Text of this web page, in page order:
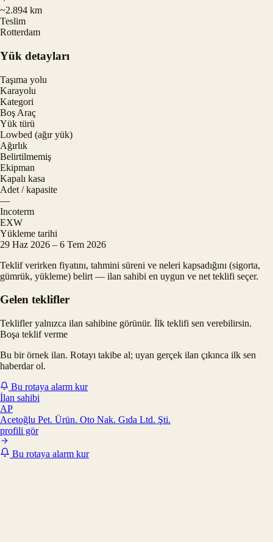
~2.894 km
Teslim
Rotterdam
Yük detayları
Taşıma yolu
Karayolu
Kategori
Boş Araç
Yük türü
Lowbed (ağır yük)
Ağırlık
Belirtilmemiş
Ekipman
Kapalı kasa
Adet / kapasite
—
Incoterm
EXW
Yükleme tarihi
29 Haz 2026 – 6 Tem 2026
Teklif verirken fiyatını, tahmini süreni ve neleri kapsadığını (sigorta,
gümrük, yükleme) belirt — ilan sahibi en uygun ve net teklifi seçer.
Gelen teklifler
Teklifler yalnızca ilan sahibine görünür. İlk teklifi sen verebilirsin.
Boşa teklif verme
Bu bir örnek ilan. Rotayı takibe al; uyan gerçek ilan çıkınca ilk sen
haberdar ol.
Bu rotaya alarm kur
İlan sahibi
AP
Acetoğlu Pet. Ürün. Oto Nak. Gıda Ltd. Şti.
profili gör
Bu rotaya alarm kur